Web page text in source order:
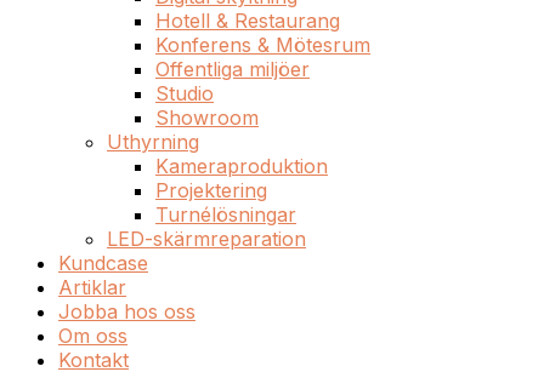
Hotell & Restaurang
Konferens & Mötesrum
Offentliga miljöer
Studio
Showroom
Uthyrning
Kameraproduktion
Projektering
Turnélösningar
LED-skärmreparation
Kundcase
Artiklar
Jobba hos oss
Om oss
Kontakt